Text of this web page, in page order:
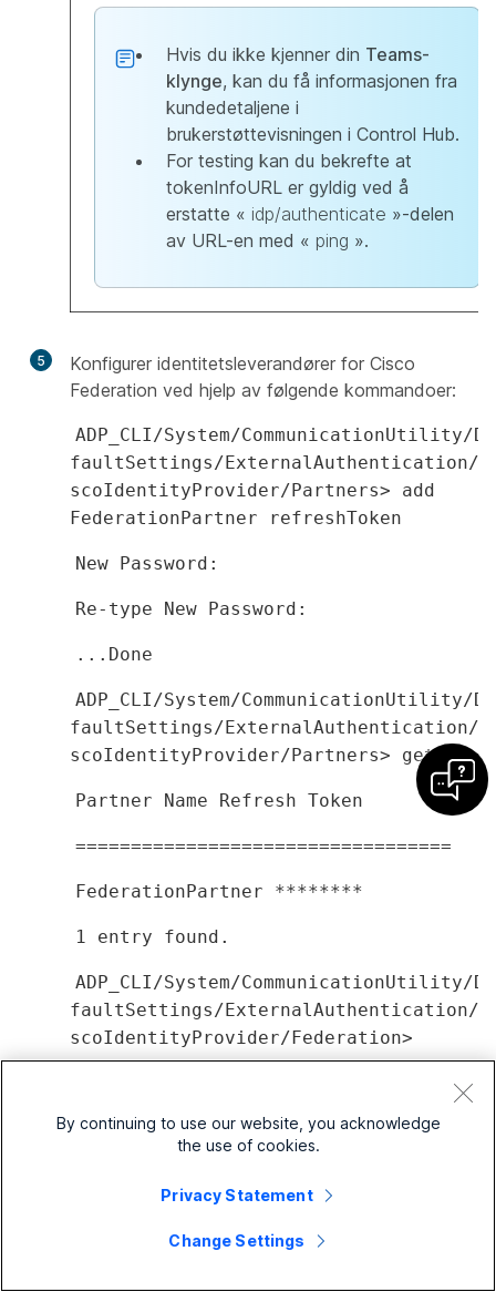
Hvis du ikke kjenner din Teams-
klynge, kan du få informasjonen fra
kundedetaljene i
brukerstøttevisningen i Control Hub.
For testing kan du bekrefte at
tokenInfoURL er gyldig ved å
erstatte « idp/authenticate »-delen
av URL-en med « ping ».
5
Konfigurer identitetsleverandører for Cisco
Federation ved hjelp av følgende kommandoer:
ADP_CLI/System/CommunicationUtility/De
faultSettings/ExternalAuthentication/
scoIdentityProvider/Partners> add
FederationPartner refreshToken
New Password:
Re-type New Password:
...Done
ADP_CLI/System/CommunicationUtility/De
faultSettings/ExternalAuthentication/
scoIdentityProvider/Partners> get
Partner Name Refresh Token
==================================
FederationPartner ********
1 entry found.
ADP_CLI/System/CommunicationUtility/De
faultSettings/ExternalAuthentication/
scoIdentityProvider/Federation>
set refreshPeriodInMinutes 60
set partnerName FederationPartner
By continuing to use our website, you acknowledge
the use of cookies.
Privacy Statement
Change Settings